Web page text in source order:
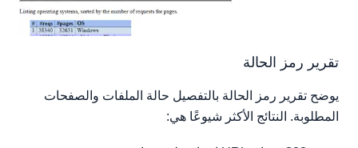
تقرير رمز الحالة
يوضح تقرير رمز الحالة بالتفصيل حالة الملفات والصفحات
المطلوبة. النتائج الأكثر شيوعًا هي: